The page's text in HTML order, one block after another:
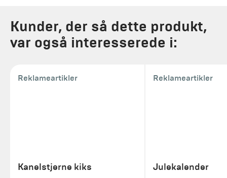
Kunder, der så dette produkt,
var også interesserede i:
Reklameartikler
Kanelstjerne kiks
Reklameartikler
Julekalender